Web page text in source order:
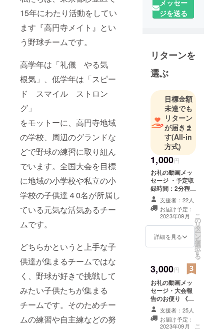
15年にわたり活動をしてい
ます『高円寺メイト』とい
う野球チームです。
高学年は「礼儀 やる気
根気」、低学年は「スピー
ド スマイル ストロン
グ」
をモットーに、高円寺地域
の学校、周辺のグランドな
どで野球の練習に取り組ん
でいます。全国大会を目標
に地域の小学校や私立の小
学校の子供達４0名が所属し
ている元気な活気あるチー
ムです。
どちらかというと上手な子
供達が集まるチームではな
く、野球が好きで挑戦して
みたい子供たちが集まる
チームです。そのためチー
ムの練習や自主練などの努
メッセー
ジを送る
リターンを
選ぶ
目標金額
未達でも
リターン
が届きま
す(All-in
方式)
1,000円
お礼の動画メッ
セージ ・予定収
録時間：2分程度
・提供方法：視
聴用のURLを
メールで送信
（YouTube限定
公開にて9月10
日 22:00に公
開） アカウント
ん。 ・本リター
ンの内容を無断
で転載・公開す
ることは禁止で
す。
支援者：22人
お届け予定：
2023年09月
詳細を見る
こ
の
リ
タ
ー
ン
を
選
択
す
る
3,000円
お礼の動画メッ
セージ・大会報
告のお便り 《お
礼の動画メッ
セージについ
て》 ・予定収録
支援者：25人
お届け予定：
2023年09月
こ